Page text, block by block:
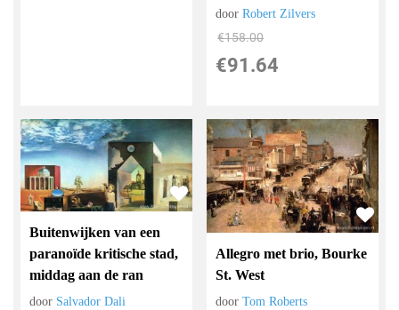
doorRobert Zilvers
€158.00
€91.64
Buitenwijken van een
paranoïde kritische stad,
middag aan de ran
door Salvador Dali
Allegro met brio, Bourke
St. West
doorTom Roberts